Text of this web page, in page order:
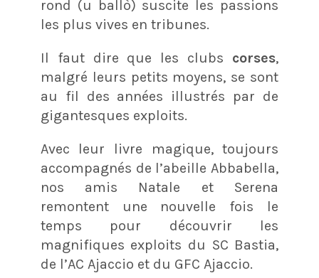
rond (u ballò) suscite les passions
les plus vives en tribunes.
Il faut dire que les clubs corses,
malgré leurs petits moyens, se sont
au fil des années illustrés par de
gigantesques exploits.
Avec leur livre magique, toujours
accompagnés de l’abeille Abbabella,
nos amis Natale et Serena
remontent une nouvelle fois le
temps pour découvrir les
magnifiques exploits du SC Bastia,
de l’AC Ajaccio et du GFC Ajaccio.